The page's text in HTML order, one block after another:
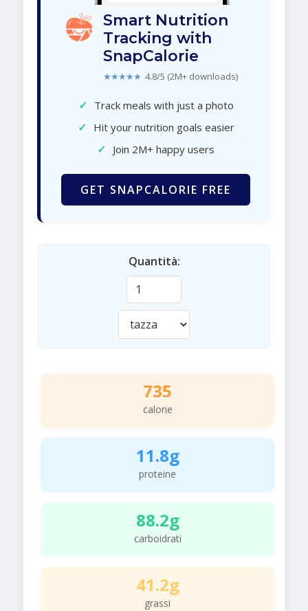
Smart Nutrition
Tracking with
SnapCalorie
★★★★★ 4.8/5 (2M+ downloads)
✓ Track meals with just a photo
✓ Hit your nutrition goals easier
✓ Join 2M+ happy users
GET SNAPCALORIE FREE
Quantità:
735
calorie
11.8g
proteine
88.2g
carboidrati
41.2g
grassi